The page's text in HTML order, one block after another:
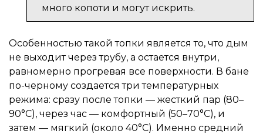
много копоти и могут искрить.
Особенностью такой топки является то, что дым
не выходит через трубу, а остается внутри,
равномерно прогревая все поверхности. В бане
по-черному создается три температурных
режима: сразу после топки — жесткий пар (80–
90°C), через час — комфортный (50–70°C), и
затем — мягкий (около 40°C). Именно средний